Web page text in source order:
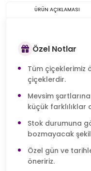
ÜRÜN AÇIKLAMASI
Özel Notlar
Tüm çiçeklerimiz
çiçeklerdir.
Mevsim
küçük farklılıklar
Stok durumuna
bozmayacak
Özel gün ve
öneririz.